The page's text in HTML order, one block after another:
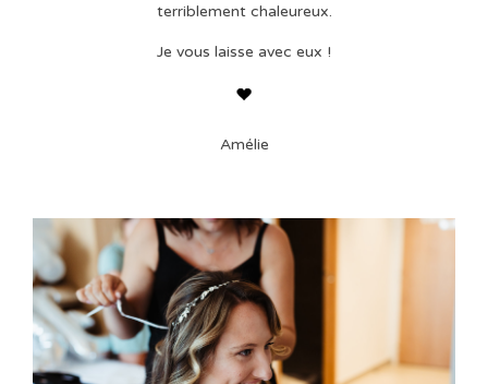
terriblement chaleureux.
Je vous laisse avec eux !
Amélie